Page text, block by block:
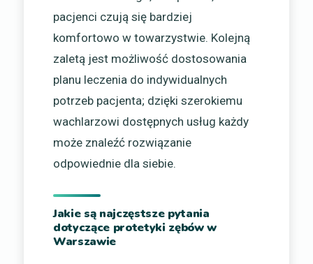
pacjenci czują się bardziej
komfortowo w towarzystwie. Kolejną
zaletą jest możliwość dostosowania
planu leczenia do indywidualnych
potrzeb pacjenta; dzięki szerokiemu
wachlarzowi dostępnych usług każdy
może znaleźć rozwiązanie
odpowiednie dla siebie.
Jakie są najczęstsze pytania
dotyczące protetyki zębów w
Warszawie